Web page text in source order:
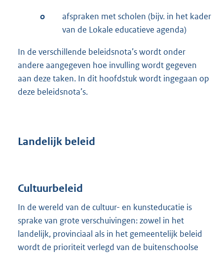
o
afspraken met scholen (bijv. in het kader
van de Lokale educatieve agenda)
In de verschillende beleidsnota’s wordt onder
andere aangegeven hoe invulling wordt gegeven
aan deze taken. In dit hoofdstuk wordt ingegaan op
deze beleidsnota’s.
Landelijk beleid
Cultuurbeleid
In de wereld van de cultuur- en kunsteducatie is
sprake van grote verschuivingen: zowel in het
landelijk, provinciaal als in het gemeentelijk beleid
wordt de prioriteit verlegd van de buitenschoolse